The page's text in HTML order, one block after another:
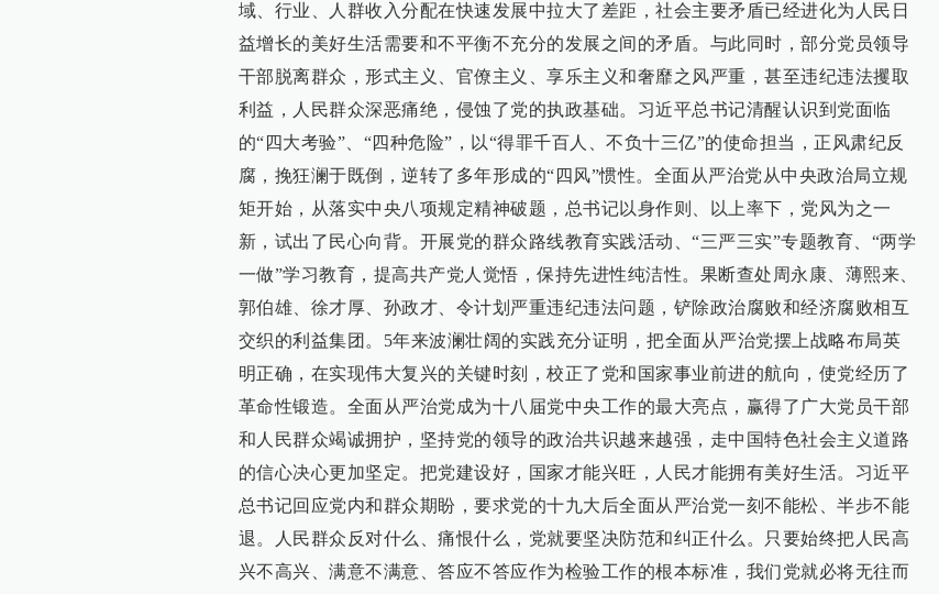
域、行业、人群收入分配在快速发展中拉大了差距，社会主要矛盾已经进化为人民日
益增长的美好生活需要和不平衡不充分的发展之间的矛盾。与此同时，部分党员领导
干部脱离群众，形式主义、官僚主义、享乐主义和奢靡之风严重，甚至违纪违法攫取
利益，人民群众深恶痛绝，侵蚀了党的执政基础。习近平总书记清醒认识到党面临
的“四大考验”、“四种危险”，以“得罪千百人、不负十三亿”的使命担当，正风肃纪反
腐，挽狂澜于既倒，逆转了多年形成的“四风”惯性。全面从严治党从中央政治局立规
矩开始，从落实中央八项规定精神破题，总书记以身作则、以上率下，党风为之一
新，试出了民心向背。开展党的群众路线教育实践活动、“三严三实”专题教育、“两学
一做”学习教育，提高共产党人觉悟，保持先进性纯洁性。果断查处周永康、薄熙来、
郭伯雄、徐才厚、孙政才、令计划严重违纪违法问题，铲除政治腐败和经济腐败相互
交织的利益集团。5年来波澜壮阔的实践充分证明，把全面从严治党摆上战略布局英
明正确，在实现伟大复兴的关键时刻，校正了党和国家事业前进的航向，使党经历了
革命性锻造。全面从严治党成为十八届党中央工作的最大亮点，赢得了广大党员干部
和人民群众竭诚拥护，坚持党的领导的政治共识越来越强，走中国特色社会主义道路
的信心决心更加坚定。把党建设好，国家才能兴旺，人民才能拥有美好生活。习近平
总书记回应党内和群众期盼，要求党的十九大后全面从严治党一刻不能松、半步不能
退。人民群众反对什么、痛恨什么，党就要坚决防范和纠正什么。只要始终把人民高
兴不高兴、满意不满意、答应不答应作为检验工作的根本标准，我们党就必将无往而